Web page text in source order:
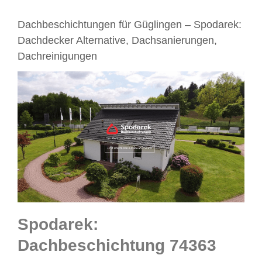
Dachbeschichtungen für Güglingen – Spodarek:
Dachdecker Alternative, Dachsanierungen,
Dachreinigungen
Spodarek:
Dachbeschichtung 74363